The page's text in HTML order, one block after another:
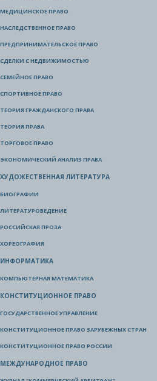
МЕДИЦИНСКОЕ ПРАВО
НАСЛЕДСТВЕННОЕ ПРАВО
ПРЕДПРИНИМАТЕЛЬСКОЕ ПРАВО
СДЕЛКИ С НЕДВИЖИМОСТЬЮ
СЕМЕЙНОЕ ПРАВО
СПОРТИВНОЕ ПРАВО
ТЕОРИЯ ГРАЖДАНСКОГО ПРАВА
ТЕОРИЯ ПРАВА
ТОРГОВОЕ ПРАВО
ЭКОНОМИЧЕСКИЙ АНАЛИЗ ПРАВА
ХУДОЖЕСТВЕННАЯ ЛИТЕРАТУРА
БИОГРАФИИ
ЛИТЕРАТУРОВЕДЕНИЕ
РОССИЙСКАЯ ПРОЗА
ХОРЕОГРАФИЯ
ИНФОРМАТИКА
КОМПЬЮТЕРНАЯ МАТЕМАТИКА
КОНСТИТУЦИОННОЕ ПРАВО
ГОСУДАРСТВЕННОЕ УПРАВЛЕНИЕ
КОНСТИТУЦИОННОЕ ПРАВО ЗАРУБЕЖНЫХ СТРАН
КОНСТИТУЦИОННОЕ ПРАВО РОССИИ
МЕЖДУНАРОДНОЕ ПРАВО